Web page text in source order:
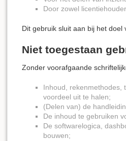
Door zowel
Dit gebruik sluit aan bij het doel
Niet toegestaan
Zonder voorafgaande
Inhoud, rekenmethodes,
voordeel uit te halen;
(Delen van) de
De inhoud te gebruiken
De softwarelogica,
bouwen;